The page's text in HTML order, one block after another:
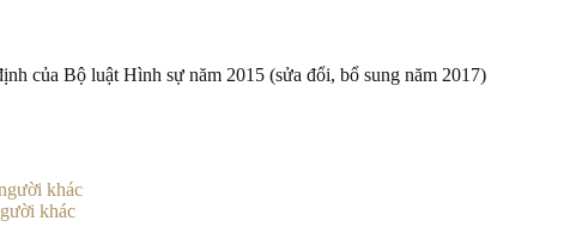
của Bộ luật Hình sự năm 2015 (sửa đổi, bổ sung năm 2017)
khác
khác